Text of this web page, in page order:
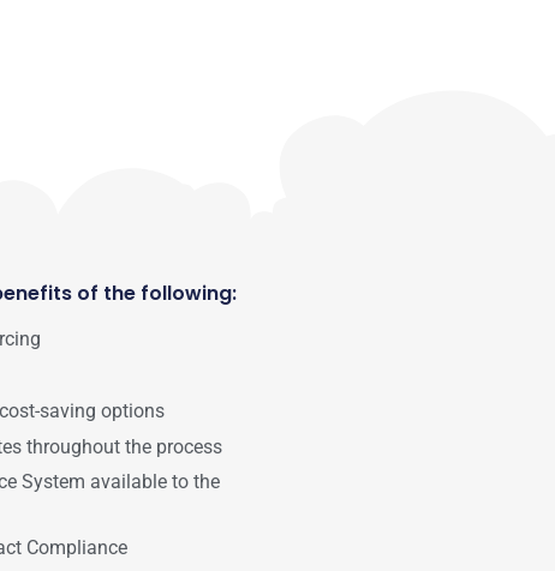
of the following:
saving options
throughout the process
System available to the
Compliance